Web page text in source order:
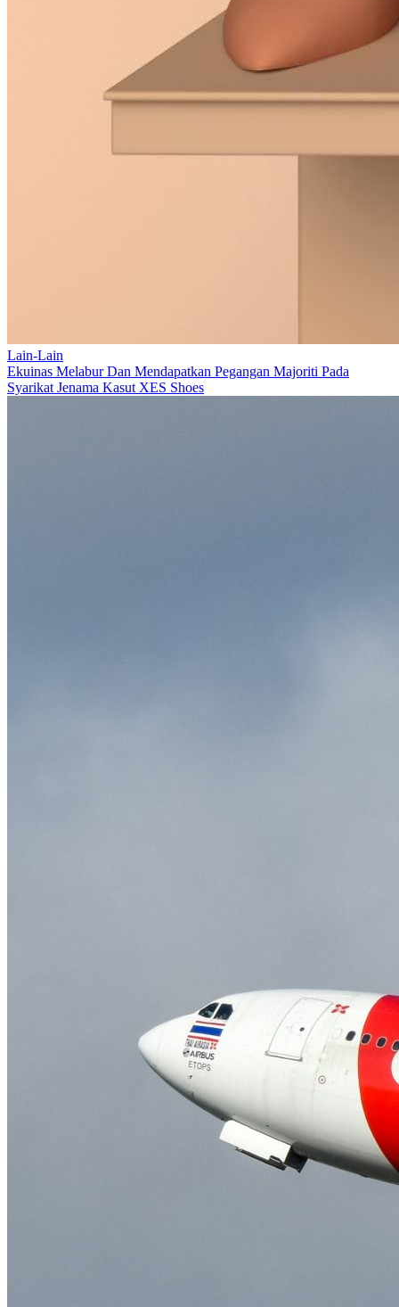
Lain-Lain
Ekuinas Melabur Dan Mendapatkan Pegangan Majoriti Pada
Syarikat Jenama Kasut XES Shoes